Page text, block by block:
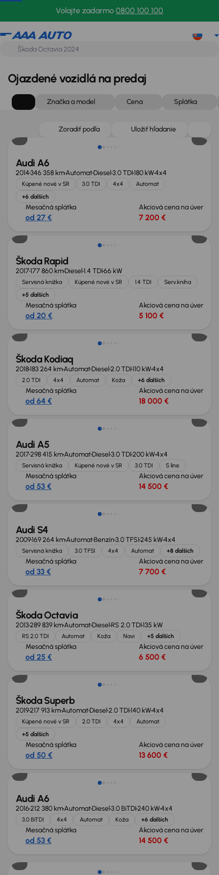
Volajte zadarmo 0800 100 100
Ojazdené vozidlá na predaj
Značka a model Cena Splátka
Zoradiť podľa Uložiť hľadanie
Zlacnené o 1 100 €
Audi A6
2014346 358 kmAutomatDiesel3.0 TDI180 kW4x4
Kúpené nové v SR 3.0 TDI 4x4
Automat
+6 ďalších
Mesačná splátka
od 27 €
Akciová cena na úver
7 200 €
Zlacnené o 500 €
Škoda Rapid
2017177 860 kmDiesel1.4 TDI66 kW
Servisná knižka Kúpené nové v SR 1.4 TDI
Serv.kniha
+5 ďalších
Mesačná splátka
od 20 €
Akciová cena na úver
5 100 €
Zlacnené o 1 000 €
Škoda Kodiaq
2018183 264 kmAutomatDiesel2.0 TDI110 kW4x4
2.0 TDI 4x4 Automat Koža +6 ďalších
Mesačná splátka
od 64 €
Akciová cena na úver
18 000 €
Zlacnené o 500 €
Audi A5
2017298 415 kmAutomatDiesel3.0 TDI200 kW4x4
Servisná knižka Kúpené nové v SR 3.0 TDI S line
Mesačná splátka
od 53 €
Akciová cena na úver
14 500 €
Zlacnené o 4 000 €
Audi S4
2009169 264 kmAutomatBenzín3.0 TFSI245 kW4x4
Servisná knižka 3.0 TFSI 4x4 Automat +8 ďalších
Mesačná splátka
od 33 €
Akciová cena na úver
7 700 €
Škoda Octavia
2013289 839 kmAutomatDiesel RS 2.0 TDI135 kW
RS 2.0 TDI Automat Koža Navi +5 ďalších
Mesačná splátka
od 25 €
Akciová cena na úver
6 500 €
Zlacnené o 1 900 €
Škoda Superb
2019217 913 kmAutomatDiesel2.0 TDI140 kW4x4
Kúpené nové v SR 2.0 TDI 4x4
Automat
+5 ďalších
Mesačná splátka
od 50 €
Akciová cena na úver
13 600 €
Audi A6
2016212 380 kmAutomatDiesel3.0 BiTDI240 kW4x4
3.0 BiTDI 4x4 Automat Koža +6 ďalších
Mesačná splátka
od 53 €
Akciová cena na úver
14 500 €